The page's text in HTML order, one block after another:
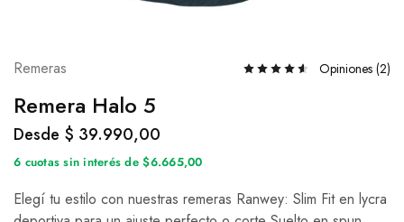
Remeras Opiniones (2)
Remera Halo 5
Desde $ 39.990,00
6 cuotas sin interés de $6.665,00
Elegí tu estilo con nuestras remeras Ranwey: Slim Fit en lycra